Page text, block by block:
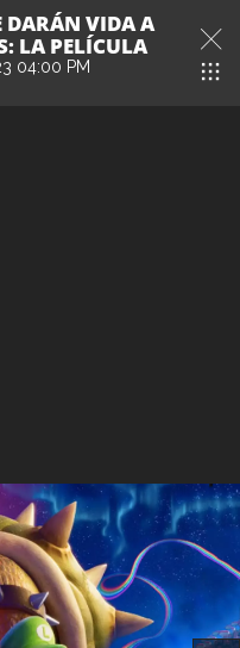
DARÁN VIDA A
LA PELÍCULA
04:00 PM